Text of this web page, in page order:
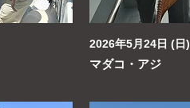
2026年5月24日 (日)
マダコ・アジ